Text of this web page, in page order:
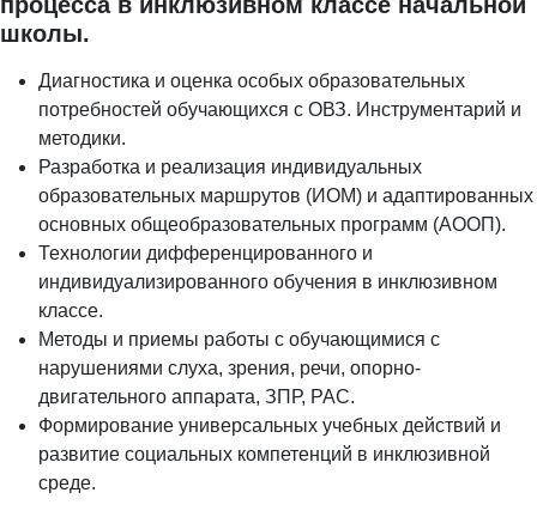
школы.
Диагностика и оценка особых образовательных
потребностей обучающихся с ОВЗ. Инструментарий и
методики.
Разработка и реализация индивидуальных
образовательных маршрутов (ИОМ) и адаптированных
основных общеобразовательных программ (АООП).
Технологии дифференцированного и
индивидуализированного обучения в инклюзивном
классе.
Методы и приемы работы с обучающимися с
нарушениями слуха, зрения, речи, опорно-
двигательного аппарата, ЗПР, РАС.
Формирование универсальных учебных действий и
развитие социальных компетенций в инклюзивной
среде.